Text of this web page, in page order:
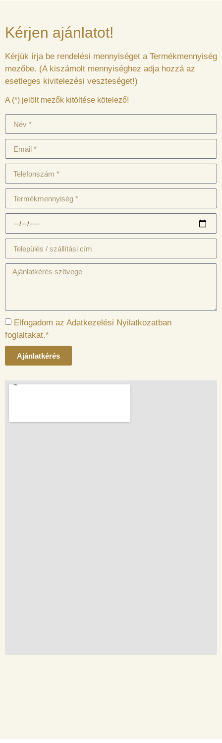
Kérjen ajánlatot!
Kérjük írja be rendelési mennyiséget a Termékmennyiség
mezőbe. (A kiszámolt mennyiséghez adja hozzá az
esetleges kivitelezési veszteséget!)
A (*) jelölt mezők kitöltése kötelező!
Elfogadom az Adatkezelési Nyilatkozatban
foglaltakat.*
Ajánlatkérés